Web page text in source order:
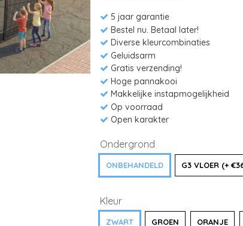
5 jaar garantie
Bestel nu. Betaal later!
Diverse kleurcombinaties
Geluidsarm
Gratis verzending!
Hoge pannakooi
Makkelijke instapmogelijkheid
Op voorraad
Open karakter
Ondergrond
ONBEHANDELD G3 VLOER (+
Kleur
ZWART GROEN ORANJE